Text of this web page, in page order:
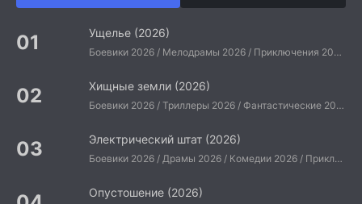
Ущелье (2026)
Боевики 2026 / Мелодрамы 2026 / Приключения 2026 / Ужасы 2026 / Фантастические 2026 / Зарубежные фильмы 2026 / Американские фильмы / Фильмы 2026
Хищные земли (2026)
Боевики 2026 / Триллеры 2026 / Фантастические 2026 / Зарубежные фильмы 2026 / Американские фильмы / Фильмы 2026
Электрический штат (2026)
Боевики 2026 / Драмы 2026 / Комедии 2026 / Приключения 2026 / Фантастические 2026 / Зарубежные фильмы 2026 / Американские фильмы / Фильмы 2026
Опустошение (2026)